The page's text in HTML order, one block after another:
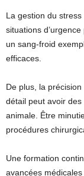
La gestion du
situations
un sang-froid
efficaces.
De plus, la
détail peut avoir
animale. Être
procédures
Une formation
avancées